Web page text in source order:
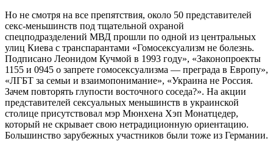
Но не смотря на все препятствия, около 50 представителей
секс-меньшинств под тщательной охраной
спецподразделений МВД прошли по одной из центральных
улиц Киева с транспарантами «Гомосексуализм не болезнь.
Подписано Леонидом Кучмой в 1993 году», «Законопроекты
1155 и 0945 о запрете гомосексуализма — преграда в Европу»,
«ЛГБТ за семьи и взаимопонимание», «Украина не Россия.
Зачем повторять глупости восточного соседа?». На акции
представителей сексуальных меньшинств в украинской
столице присутствовал мэр Мюнхена Хэп Монатцедер,
который не скрывает свою нетрадиционную ориентацию.
Большинство зарубежных участников были тоже из Германии.